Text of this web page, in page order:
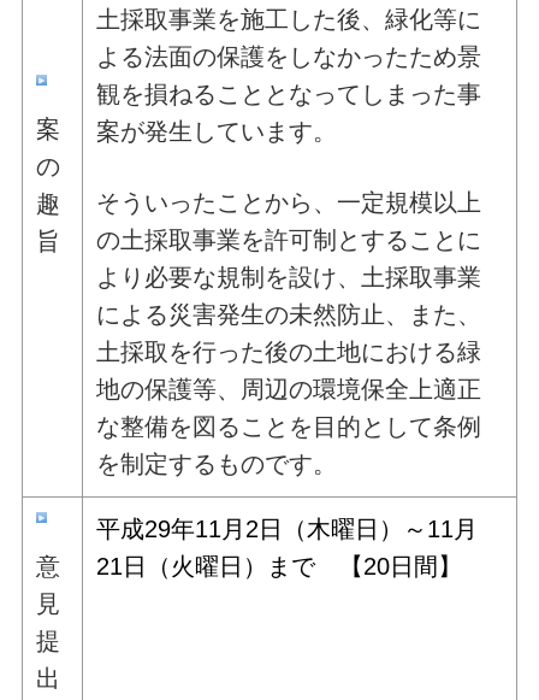
案
の
趣
旨
土採取事業を施工した後、緑化等に
よる法面の保護をしなかったため景
観を損ねることとなってしまった事
案が発生しています。
そういったことから、一定規模以上
の土採取事業を許可制とすることに
より必要な規制を設け、土採取事業
による災害発生の未然防止、また、
土採取を行った後の土地における緑
地の保護等、周辺の環境保全上適正
な整備を図ることを目的として条例
を制定するものです。
意
見
提
出
平成29年11 月2日（木曜日）～11月
21日（火曜日）まで 【20日間】